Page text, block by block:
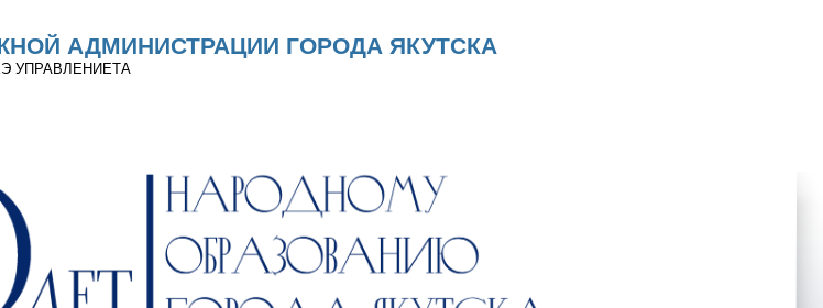
АДМИНИСТРАЦИИ ГОРОДА ЯКУТСКА
УПРАВЛЕНИЕТА